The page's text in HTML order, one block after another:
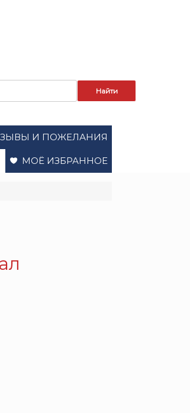
И ПОЖЕЛАНИЯ
МОЁ ИЗБРАННОЕ